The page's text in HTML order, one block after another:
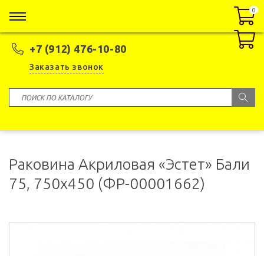
+7 (912) 476-10-80
Заказать звонок
0
0
Раковина Акриловая «Эстет» Бали
75, 750x450 (ФР-00001662)